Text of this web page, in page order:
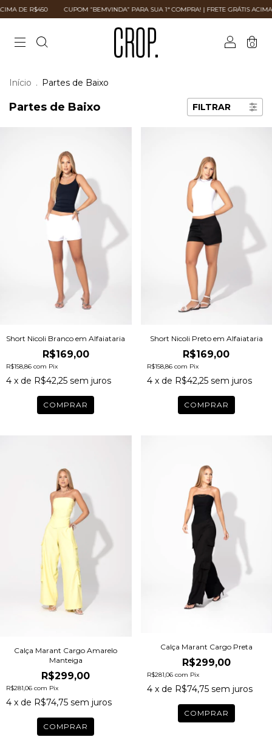
CUPOM “BEMVINDA” PARA SUA 1ª COMPRA! | FRETE GRÁTIS ACIMA DE R$450
0
Início . Partes de Baixo
Partes de Baixo FILTRAR
Short Nicoli Branco em Alfaiataria
R$169,00
R$158,86 com Pix
4 x de R$42,25 sem juros
COMPRAR
Short Nicoli Preto em Alfaiataria
R$169,00
R$158,86 com Pix
4 x de R$42,25 sem juros
COMPRAR
Calça Marant Cargo Amarelo
Manteiga
R$299,00
R$281,06 com Pix
4 x de R$74,75 sem juros
COMPRAR
Calça Marant Cargo Preta
R$299,00
R$281,06 com Pix
4 x de R$74,75 sem juros
COMPRAR